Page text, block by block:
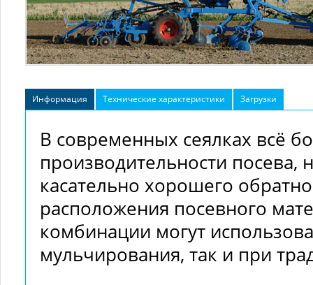
Информация Технические характеристики Загрузки
В современных сеялках всё
производительности
касательно хорошего
расположения посевного
комбинации могут
мульчирования, так и при